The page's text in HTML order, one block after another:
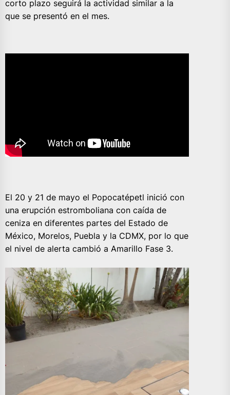
corto plazo seguirá la actividad similar a la
que se presentó en el mes.
El 20 y 21 de mayo el Popocatépetl inició con
una erupción estromboliana con caída de
ceniza en diferentes partes del Estado de
México, Morelos, Puebla y la CDMX, por lo que
el nivel de alerta cambió a Amarillo Fase 3.